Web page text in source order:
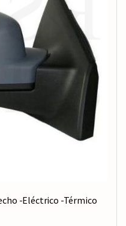
-Eléctrico -Térmico